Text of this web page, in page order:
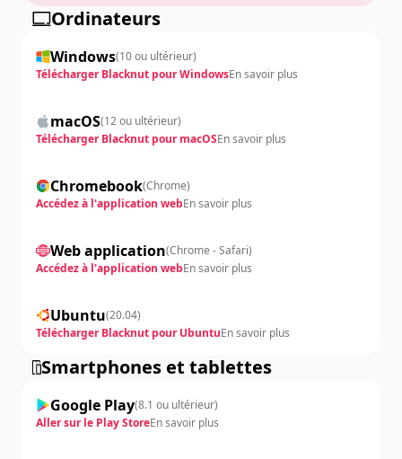
Ordinateurs
Windows(10 ou ultérieur)
Télécharger Blacknut pour WindowsEn savoir plus
macOS(12 ou ultérieur)
Télécharger Blacknut pour macOSEn savoir plus
Chromebook(Chrome)
Accédez à l'application webEn savoir plus
Web application(Chrome - Safari)
Accédez à l'application webEn savoir plus
Ubuntu(20.04)
Télécharger Blacknut pour UbuntuEn savoir plus
Smartphones et tablettes
Google Play(8.1 ou ultérieur)
Aller sur le Play StoreEn savoir plus